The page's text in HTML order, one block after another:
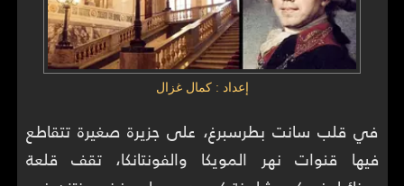
إعداد : كمال غزال
في قلب سانت بطرسبرغ، على جزيرة صغيرة تتقاطع
فيها قنوات نهر المويكا والفونتانكا، تقف قلعة